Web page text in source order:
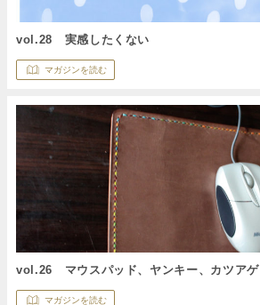
vol.28 実感したくない
マガジンを読む
vol.26 マウスパッド、ヤンキー、カツアゲ
マガジンを読む